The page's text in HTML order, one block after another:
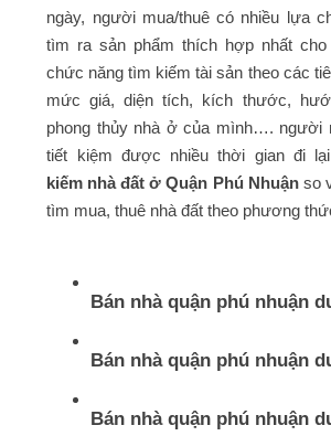
ngày, người mua/thuê có nhiều lựa
tìm ra sản phẩm thích hợp nhất
chức năng tìm kiếm tài sản theo các
mức giá, diện tích, kích thước,
phong thủy nhà ở của mình…. người
tiết kiệm được nhiều thời gian đi
kiếm nhà đất ở Quận Phú Nhuậnso
tìm mua, thuê nhà đất theo phương
Bán nhà quận phú nhuận
Bán nhà quận phú nhuận
Bán nhà quận phú nhuận